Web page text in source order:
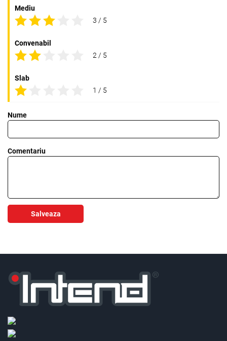
Mediu
3 / 5
Convenabil
2 / 5
Slab
1 / 5
Nume
Comentariu
Salveaza